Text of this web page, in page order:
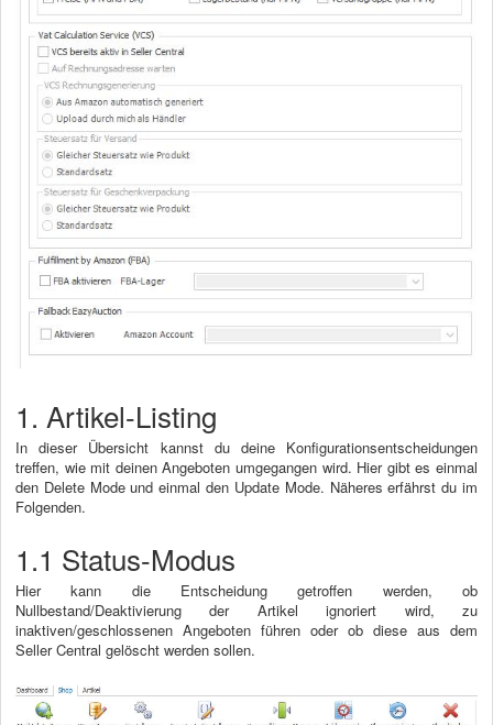
1. Artikel-Listing
In dieser Übersicht kannst du deine Konfigurationsentscheidungen
treffen, wie mit deinen Angeboten umgegangen wird. Hier gibt es einmal
den Delete Mode und einmal den Update Mode. Näheres erfährst du im
Folgenden.
1.1 Status-Modus
Hier kann die Entscheidung getroffen werden, ob
Nullbestand/Deaktivierung der Artikel ignoriert wird, zu
inaktiven/geschlossenen Angeboten führen oder ob diese aus dem
Seller Central gelöscht werden sollen.